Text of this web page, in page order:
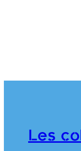
Les